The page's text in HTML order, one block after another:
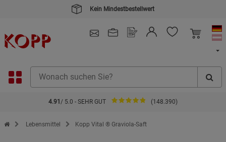
4.91 / 5.0 - SEHR GUT (148.390)
Zur Startseite des Kopp Verlag Online-Shop
Lebensmittel Kopp Vital ® Graviola-Saft